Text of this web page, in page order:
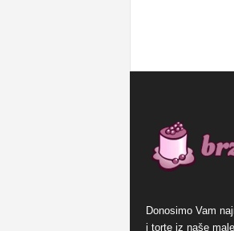
Donosimo Vam
i torte iz naše